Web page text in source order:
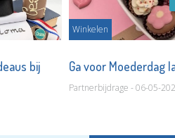
bij
Winkelen
Ga voor Moederdag
Partnerbijdrage - 06-05-